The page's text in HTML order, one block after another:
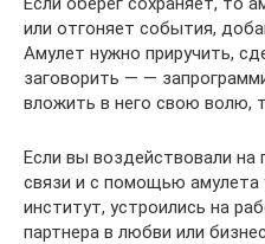
или отгоняет события,
Амулет нужно приручить,
заговорить — —
вложить в него свою волю,
Если вы воздействовали на
связи и с помощью амулета
институт, устроились на
партнера в любви или